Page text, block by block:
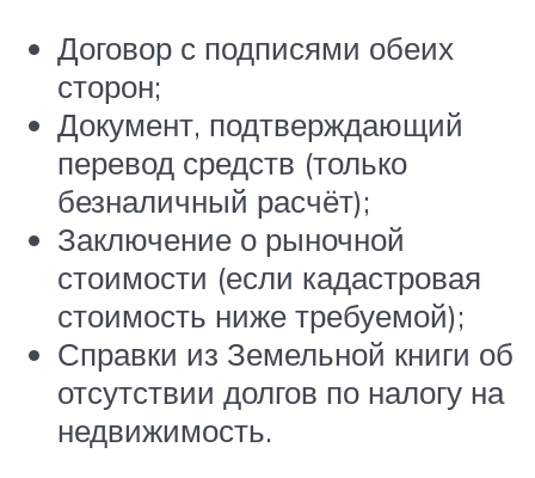
Договор с подписями обеих
сторон;
Документ, подтверждающий
перевод средств (только
безналичный расчёт);
Заключение о рыночной
стоимости (если кадастровая
стоимость ниже требуемой);
Справки из Земельной книги об
отсутствии долгов по налогу на
недвижимость.